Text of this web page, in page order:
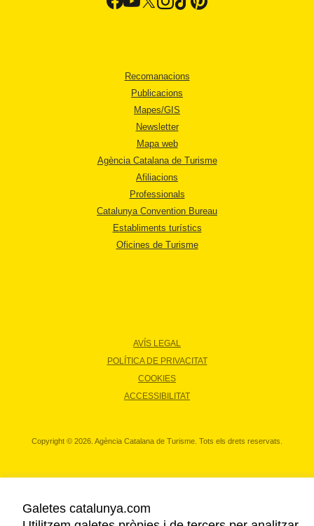
Recomanacions
Publicacions
Mapes/GIS
Newsletter
Mapa web
Agència Catalana de Turisme
Afiliacions
Professionals
Catalunya Convention Bureau
Establiments turístics
Oficines de Turisme
AVÍS LEGAL
POLÍTICA DE PRIVACITAT
COOKIES
ACCESSIBILITAT
Copyright © 2026. Agència Catalana de Turisme. Tots els drets reservats.
Galetes catalunya.com